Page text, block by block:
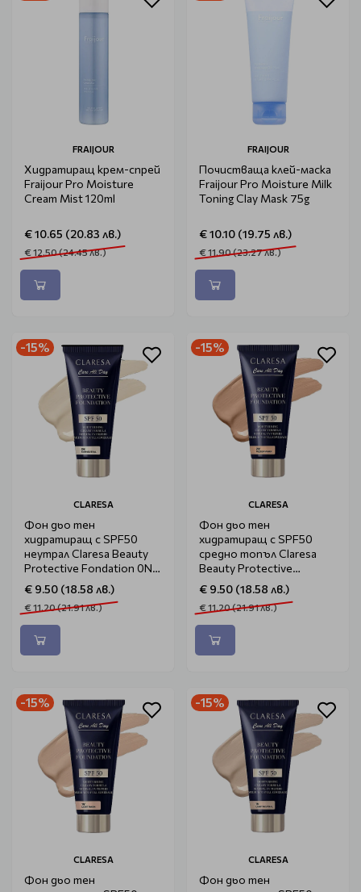
FRAIJOUR
Хидратиращ крем-спрей
Fraijour Pro Moisture
Cream Mist 120ml
€ 10.65 (20.83 лв.)
€ 12.50 (24.45 лв.)
FRAIJOUR
Почистваща клей-маска
Fraijour Pro Moisture Milk
Toning Clay Mask 75g
€ 10.10 (19.75 лв.)
€ 11.90 (23.27 лв.)
-15%
CLARESA
Фон дьо тен
хидратиращ с SPF50
неутрал Claresa Beauty
Protective Fondation 0N
Claresa Fair Neutral 30ml
€ 9.50 (18.58 лв.)
€ 11.20 (21.91 лв.)
-15%
CLARESA
Фон дьо тен
хидратиращ с SPF50
средно топъл Claresa
Beauty Protective
Fondation 2W Medium
Warm 30ml
€ 9.50 (18.58 лв.)
€ 11.20 (21.91 лв.)
-15%
CLARESA
Фон дьо тен
-15%
CLARESA
Фон дьо тен